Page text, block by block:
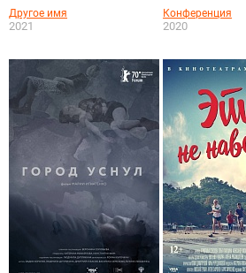
Другое имя
2021
Конференция
2020